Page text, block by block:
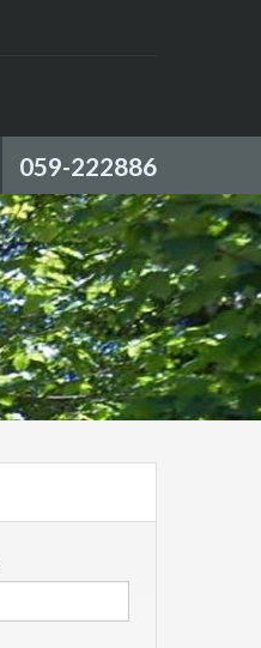
059-222886